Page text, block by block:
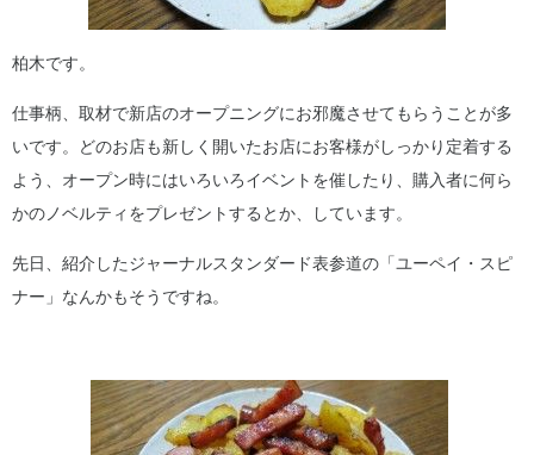
柏木です。
仕事柄、取材で新店のオープニングにお邪魔させてもらうことが多
いです。どのお店も新しく開いたお店にお客様がしっかり定着する
よう、オープン時にはいろいろイベントを催したり、購入者に何ら
かのノベルティをプレゼントするとか、しています。
先日、紹介したジャーナルスタンダード表参道の「ユーペイ・スピ
ナー」なんかもそうですね。